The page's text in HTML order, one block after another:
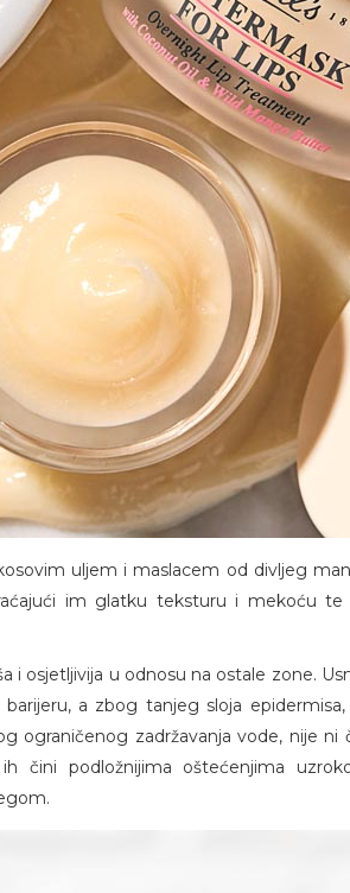
uljem i maslacem od divljeg
im glatku teksturu i mekoću
i osjetljivija u odnosu na ostale zone.
a zbog tanjeg sloja
ograničenog zadržavanja vode, nije ni
čini podložnijima oštećenjima